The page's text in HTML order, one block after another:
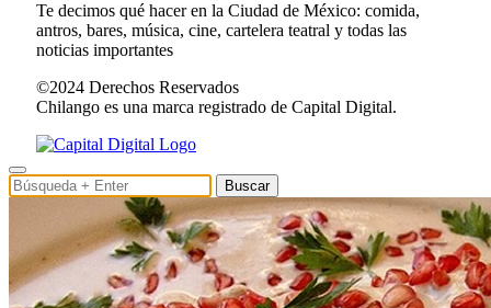
Te decimos qué hacer en la Ciudad de México: comida,
antros, bares, música, cine, cartelera teatral y todas las
noticias importantes
©2024 Derechos Reservados
Chilango es una marca registrado de Capital Digital.
Buscar